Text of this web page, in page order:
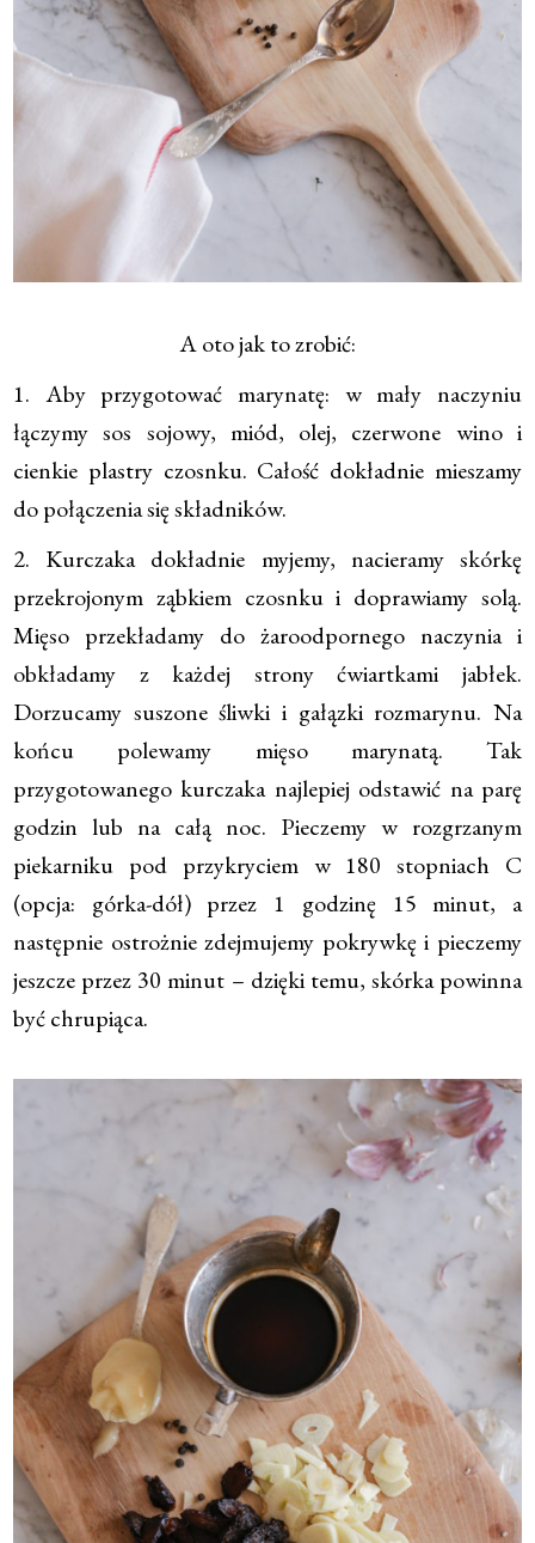
A oto jak to zrobić:
1. Aby przygotować marynatę: w mały naczyniu
łączymy sos sojowy, miód, olej, czerwone wino i
cienkie plastry czosnku. Całość dokładnie mieszamy
do połączenia się składników.
2. Kurczaka dokładnie myjemy, nacieramy skórkę
przekrojonym ząbkiem czosnku i doprawiamy solą.
Mięso przekładamy do żaroodpornego naczynia i
obkładamy z każdej strony ćwiartkami jabłek.
Dorzucamy suszone śliwki i gałązki rozmarynu. Na
końcu polewamy mięso marynatą. Tak
przygotowanego kurczaka najlepiej odstawić na parę
godzin lub na całą noc. Pieczemy w rozgrzanym
piekarniku pod przykryciem w 180 stopniach C
(opcja: górka-dół) przez 1 godzinę 15 minut, a
następnie ostrożnie zdejmujemy pokrywkę i pieczemy
jeszcze przez 30 minut – dzięki temu, skórka powinna
być chrupiąca.